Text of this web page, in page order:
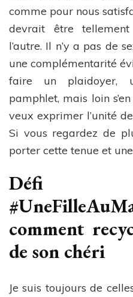
comme pour nous
devrait être
l’autre. Il n’y a pas de
une complémentarité
faire un plaidoyer,
pamphlet, mais loin
veux exprimer l’unité
Si vous regardez de
porter cette tenue et
Défi
comment
de son chéri
Je suis toujours de